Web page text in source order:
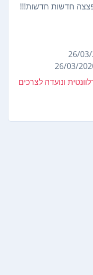
פצצה חדשות חדשות!!!
ונועדה לצרכים